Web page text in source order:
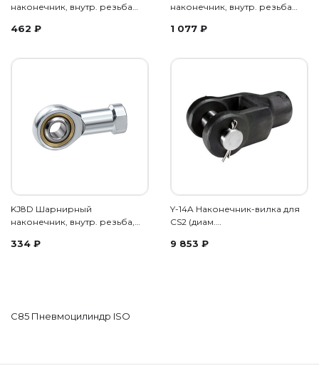
наконечник, внутр. резьба…
462 ₽
наконечник, внутр. резьба…
1 077 ₽
KJ8D Шарнирный
наконечник, внутр. резьба,…
334 ₽
Y-14A Наконечник-вилка для
CS2 (диам.…
9 853 ₽
C85 Пневмоцилиндр ISO